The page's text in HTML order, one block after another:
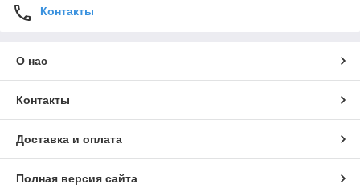
Контакты
О нас
Контакты
Доставка и оплата
Полная версия сайта